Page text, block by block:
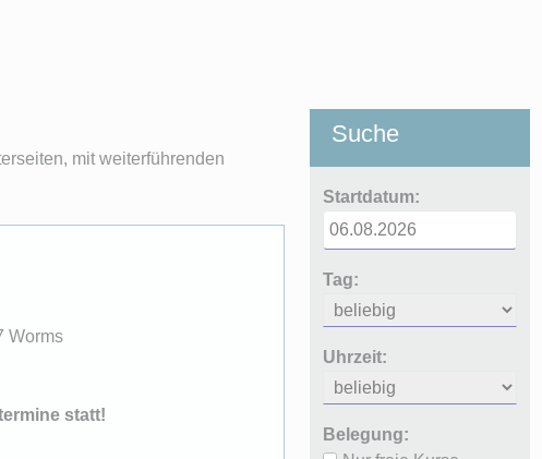
mit weiterführenden
Worms
statt!
Suche
Startdatum:
Tag:
Uhrzeit:
Belegung: